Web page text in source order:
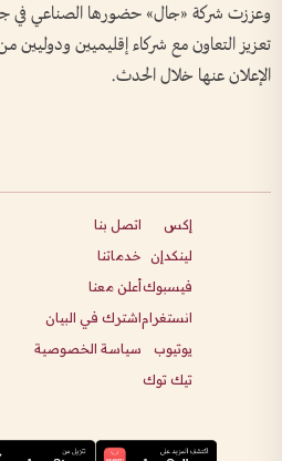
وعززت شركة «جال» حضورها الصناعي في
تعزيز التعاون مع شركاء إقليميين ودوليين
الإعلان عنها خلال الحدث.
إكس
لينكدإن
فيسبوك
انستغرام
يوتيوب
تيك توك
اتصل بنا
خدماتنا
أعلن معنا
اشترك في البيان
سياسة الخصوصية